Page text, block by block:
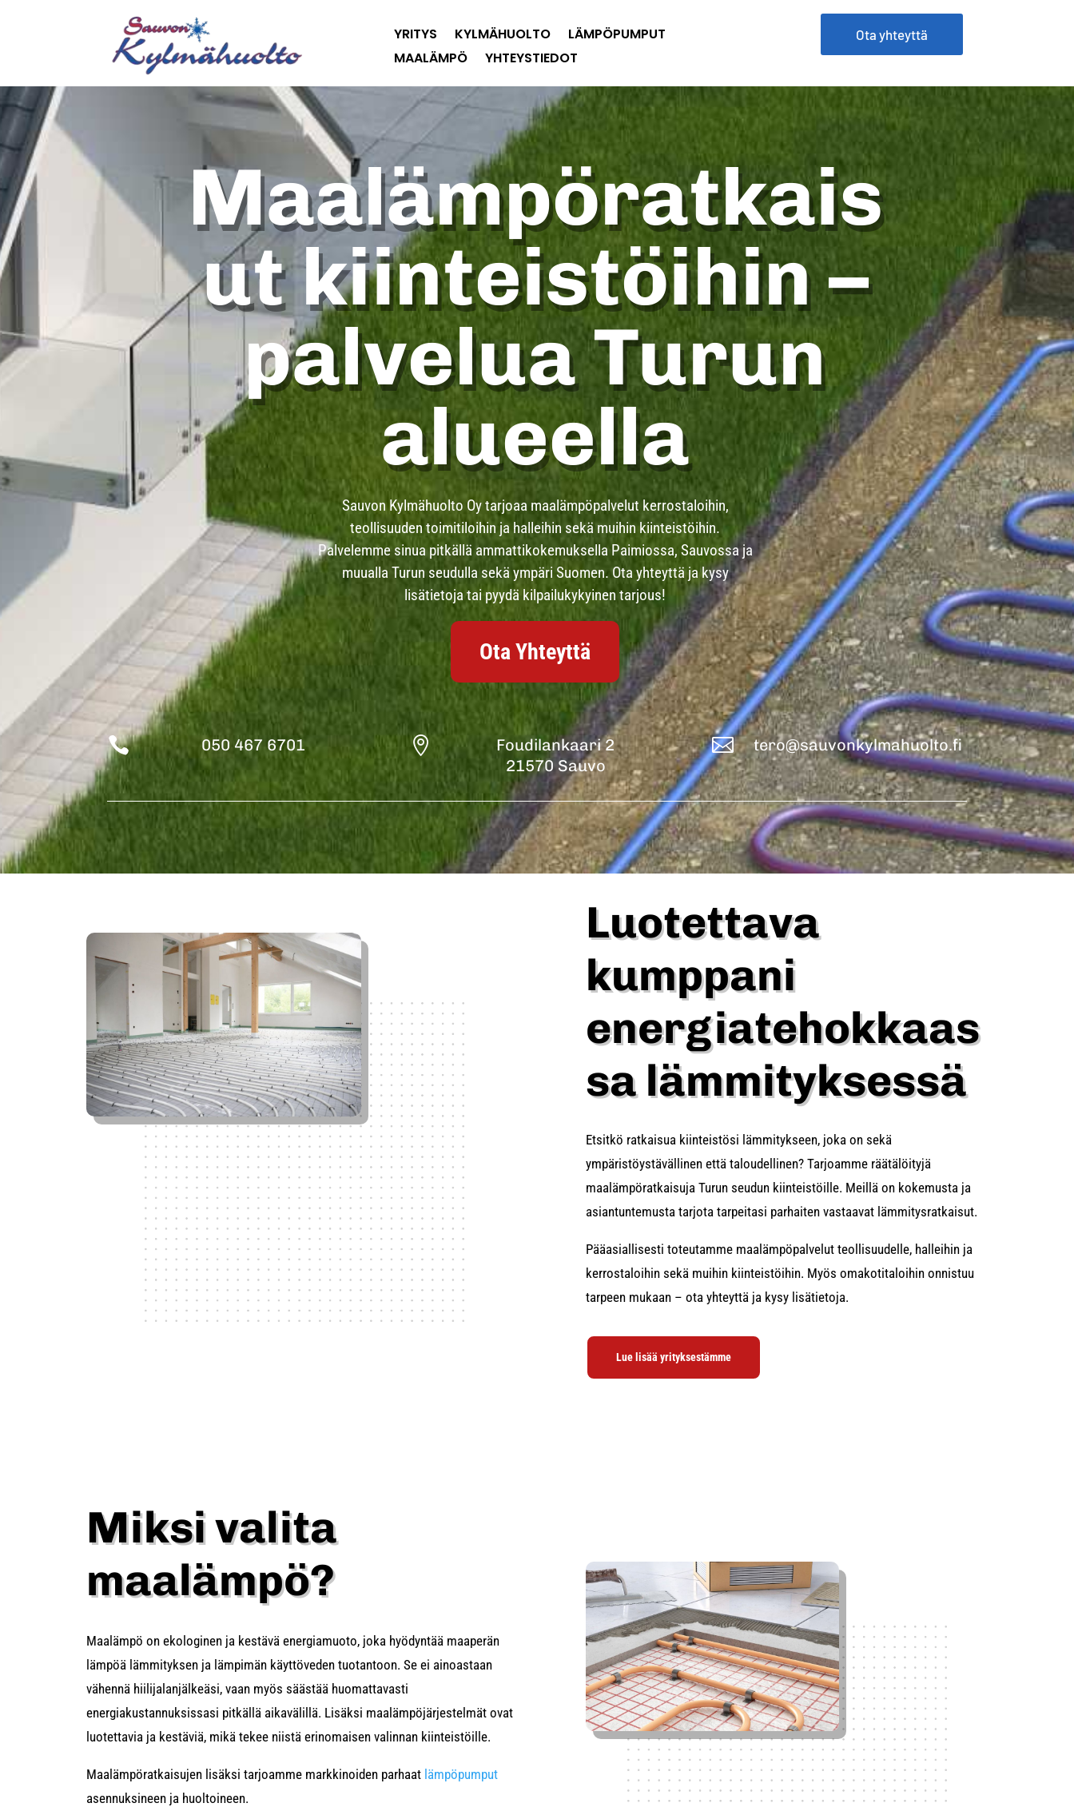
YRITYS KYLMÄHUOLTO
LÄMPÖPUMPUT
MAALÄMPÖ
YHTEYSTIEDOT
Ota yhteyttä
Maalämpöratkais
ut kiinteistöihin –
palvelua Turun
alueella
Sauvon Kylmähuolto Oy tarjoaa maalämpöpalvelut kerrostaloihin,
teollisuuden toimitiloihin ja halleihin sekä muihin kiinteistöihin.
Palvelemme sinua pitkällä ammattikokemuksella Paimiossa, Sauvossa ja
muualla Turun seudulla sekä ympäri Suomen. Ota yhteyttä ja kysy
lisätietoja tai pyydä kilpailukykyinen tarjous!
Ota Yhteyttä
 050 467 6701 
Foudilankaari 2
21570 Sauvo
 tero@sauvonkylmahuolto.fi
Luotettava
kumppani
energiatehokkaas
sa lämmityksessä
Etsitkö ratkaisua kiinteistösi lämmitykseen, joka on sekä
ympäristöystävällinen että taloudellinen? Tarjoamme räätälöityjä
maalämpöratkaisuja Turun seudun kiinteistöille. Meillä on kokemusta ja
asiantuntemusta tarjota tarpeitasi parhaiten vastaavat lämmitysratkaisut.
Pääasiallisesti toteutamme maalämpöpalvelut teollisuudelle, halleihin ja
kerrostaloihin sekä muihin kiinteistöihin. Myös omakotitaloihin onnistuu
tarpeen mukaan – ota yhteyttä ja kysy lisätietoja.
Lue lisää yrityksestämme
Miksi valita
maalämpö?
Maalämpö on ekologinen ja kestävä energiamuoto, joka hyödyntää maaperän
lämpöä lämmityksen ja lämpimän käyttöveden tuotantoon. Se ei ainoastaan
vähennä hiilijalanjälkeäsi, vaan myös säästää huomattavasti
energiakustannuksissasi pitkällä aikavälillä. Lisäksi maalämpöjärjestelmät ovat
luotettavia ja kestäviä, mikä tekee niistä erinomaisen valinnan kiinteistöille.
Maalämpöratkaisujen lisäksi tarjoamme markkinoiden parhaat lämpöpumput
asennuksineen ja huoltoineen.